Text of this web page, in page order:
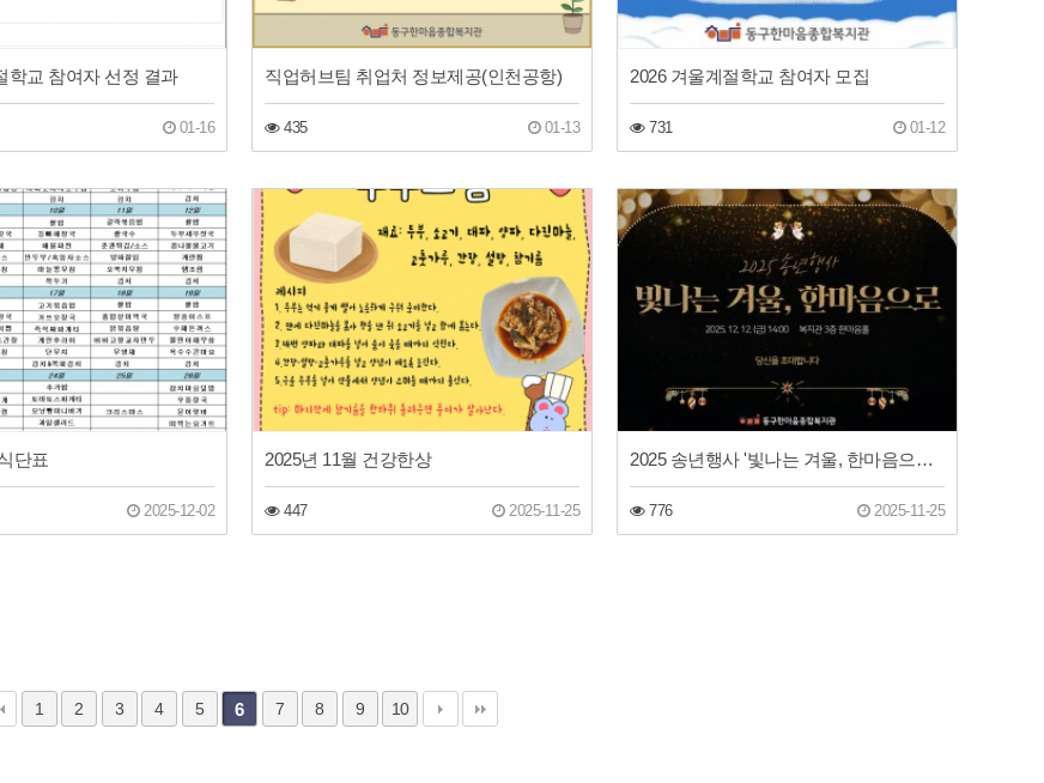
학교 참여자 선정 결과
01-16
직업허브팀 취업처 정보제공(인천공항)
435 01-13
2026 겨울계절학교 참여자 모집
731 01-12
단표
2025-12-02
2025년 11월 건강한상
447 2025-11-25
2025 송년행사 '빛나는 겨울, 한마음으로' 안내
776 2025-11-25
1 2 3 4 5 6 7 8 9 10